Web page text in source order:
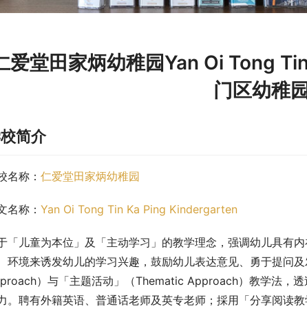
爱堂田家炳幼稚园Yan Oi Tong
门区幼稚园
简介
名称： 仁爱堂田家炳幼稚园
名称： Yan Oi Tong Tin Ka Ping Kindergarten
「儿童为本位」及「主动学习」的教学理念，强调幼儿具有
环境来诱发幼儿的学习兴趣，鼓励幼儿表达意见、勇于提问
）与「主题活动」（Thematic Approach）教学法，
。聘有外籍英语、普通话老师及英专老师；採用「分享阅读